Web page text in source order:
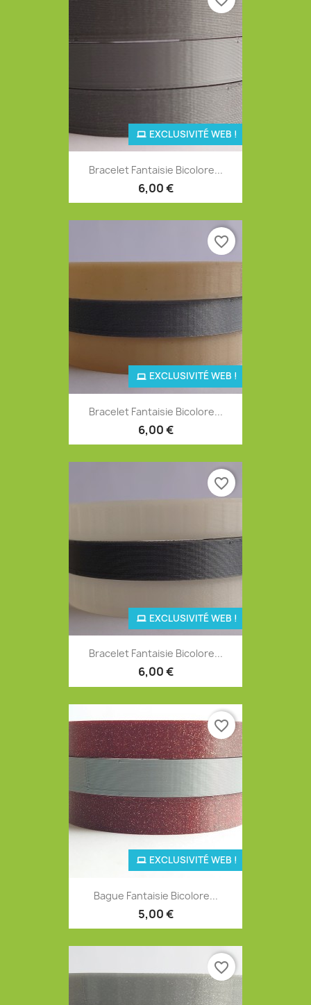
Bracelet Fantaisie Bicolore...
6,00 €
EXCLUSIVITÉ WEB !
Bracelet Fantaisie Bicolore...
6,00 €
EXCLUSIVITÉ WEB !
favorite_border
Bracelet Fantaisie Bicolore...
6,00 €
EXCLUSIVITÉ WEB !
favorite_border
Bague Fantaisie Bicolore...
5,00 €
EXCLUSIVITÉ WEB !
favorite_border
favorite_border